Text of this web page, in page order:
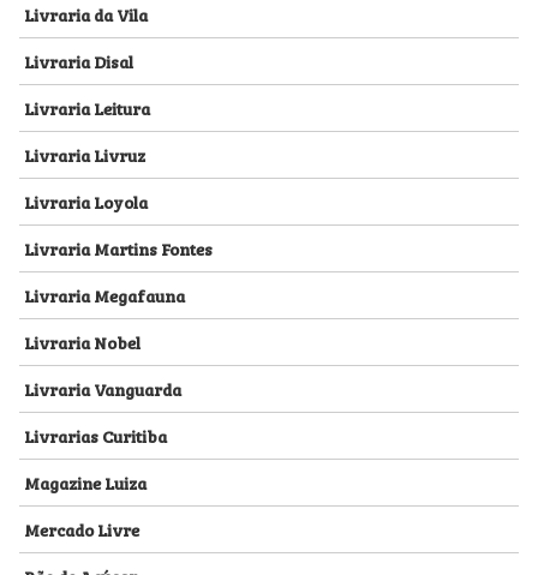
Livraria da Vila
Livraria Disal
Livraria Leitura
Livraria Livruz
Livraria Loyola
Livraria Martins Fontes
Livraria Megafauna
Livraria Nobel
Livraria Vanguarda
Livrarias Curitiba
Magazine Luiza
Mercado Livre